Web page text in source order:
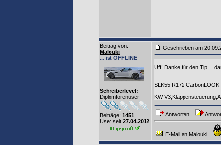
Beitrag von:
Malouki
... ist OFFLINE
Schreiberlevel:
Diplomforenuser
Beiträge: 1451
User seit 27.04.2012
Geschrieben am
Uff! Danke für den Tip…
--
SLK55 R172
-
KW
Antworten
E-Mail an Malouki